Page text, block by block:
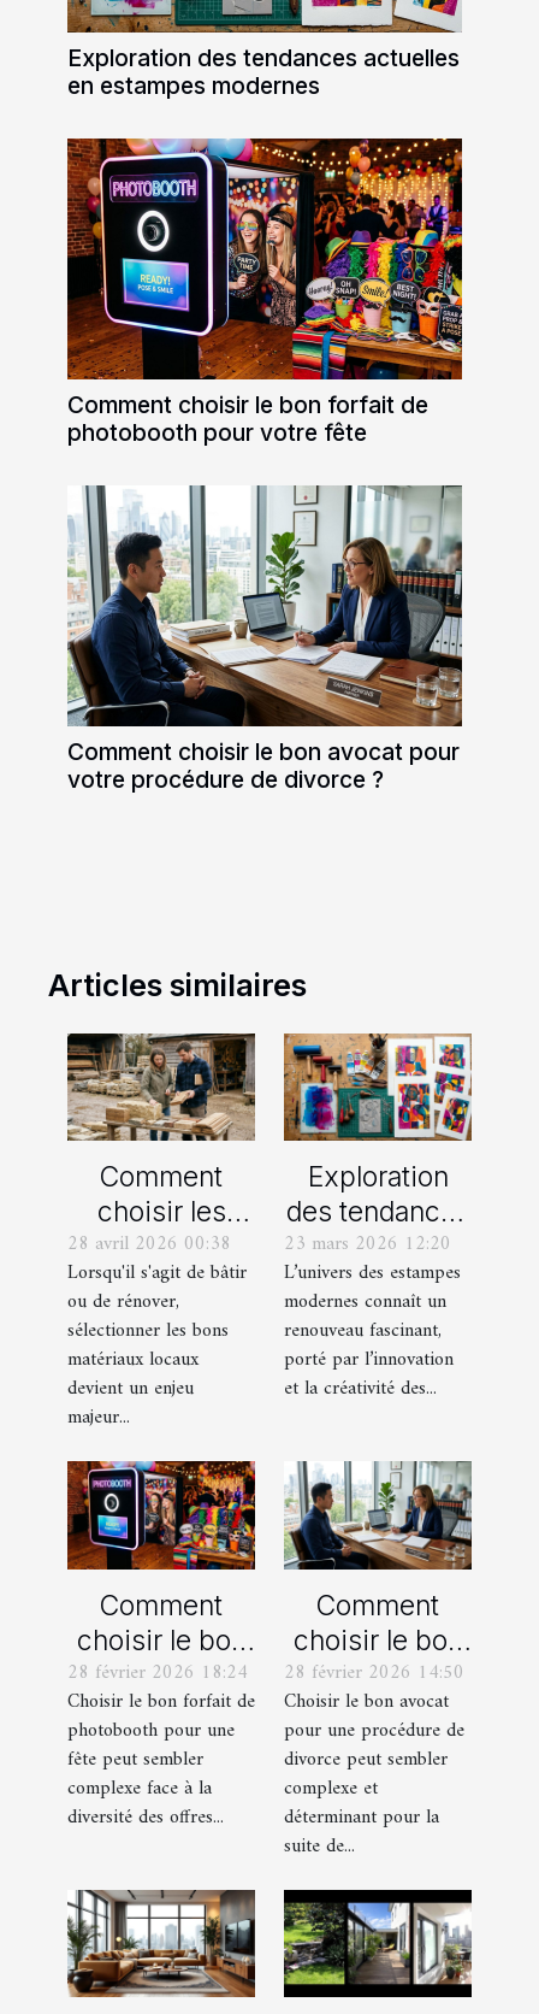
Exploration des tendances actuelles
en estampes modernes
Comment choisir le bon forfait de
photobooth pour votre fête
Comment choisir le bon avocat pour
votre procédure de divorce ?
Articles similaires
Comment
choisir les
meilleurs
matériaux
locaux pour
votre maison ?
28 avril 2026 00:38
Lorsqu'il s'agit de bâtir
ou de rénover,
sélectionner les bons
matériaux locaux
devient un enjeu
majeur...
Exploration
des tendances
actuelles en
estampes
modernes
23 mars 2026 12:20
L’univers des estampes
modernes connaît un
renouveau fascinant,
porté par l’innovation
et la créativité des...
Comment
choisir le bon
forfait de
photobooth
pour votre fête
28 février 2026 18:24
Choisir le bon forfait de
photobooth pour une
fête peut sembler
complexe face à la
diversité des offres...
Comment
choisir le bon
avocat pour
votre
procédure de
divorce ?
28 février 2026 14:50
Choisir le bon avocat
pour une procédure de
divorce peut sembler
complexe et
déterminant pour la
suite de...